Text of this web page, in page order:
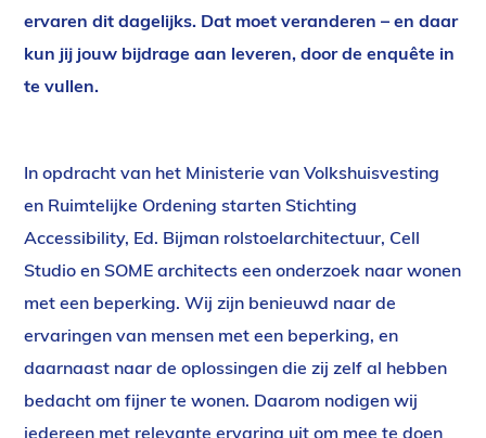
ervaren dit dagelijks. Dat moet veranderen – en daar
kun jij jouw bijdrage aan leveren, door de enquête in
te vullen.
In opdracht van het Ministerie van Volkshuisvesting
en Ruimtelijke Ordening starten Stichting
Accessibility, Ed. Bijman rolstoelarchitectuur, Cell
Studio en SOME architects een onderzoek naar wonen
met een beperking. Wij zijn benieuwd naar de
ervaringen van mensen met een beperking, en
daarnaast naar de oplossingen die zij zelf al hebben
bedacht om fijner te wonen. Daarom nodigen wij
iedereen met relevante ervaring uit om mee te doen